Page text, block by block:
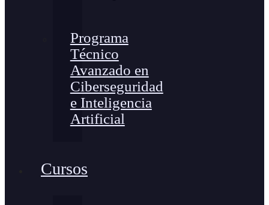
Programa
Técnico
Avanzado en
Ciberseguridad
e Inteligencia
Artificial
Cursos